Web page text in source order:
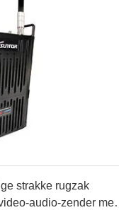
strakke rugzak
audio-zender met